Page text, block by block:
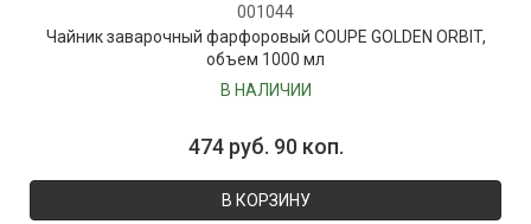
001044
Чайник заварочный фарфоровый COUPE GOLDEN ORBIT,
объем 1000 мл
В НАЛИЧИИ
474 руб. 90 коп.
В КОРЗИНУ